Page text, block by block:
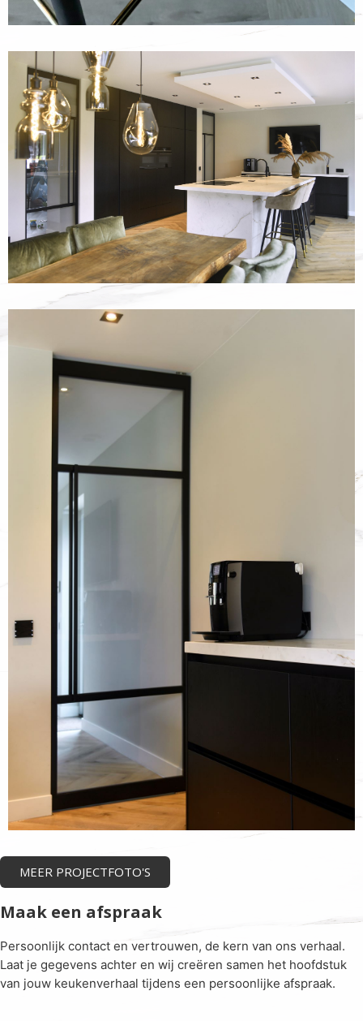
MEER PROJECTFOTO'S
Maak een afspraak
Persoonlijk contact en vertrouwen, de kern van ons verhaal.
Laat je gegevens achter en wij creëren samen het hoofdstuk
van jouw keukenverhaal tijdens een persoonlijke afspraak.